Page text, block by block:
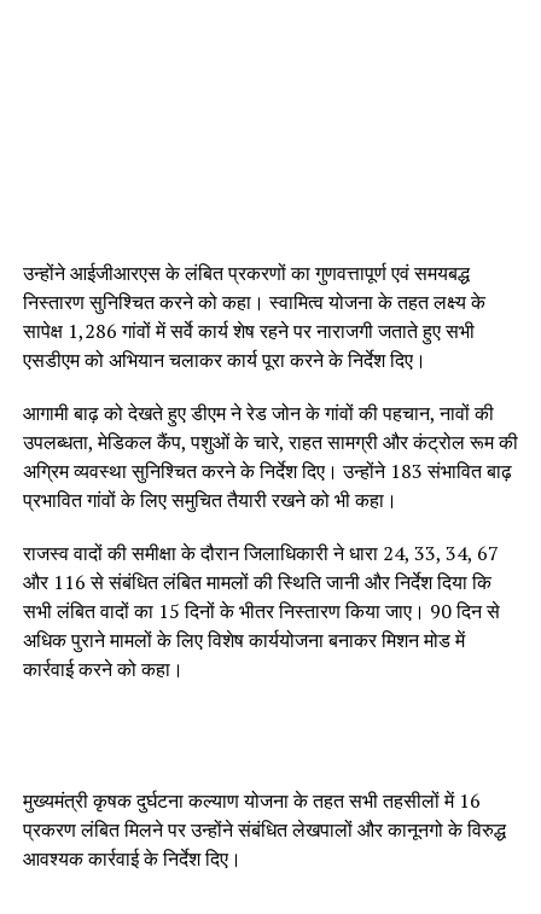
उन्होंने आईजीआरएस के लंबित प्रकरणों का गुणवत्तापूर्ण एवं समयबद्ध
निस्तारण सुनिश्चित करने को कहा। स्वामित्व योजना के तहत लक्ष्य के
सापेक्ष 1,286 गांवों में सर्वे कार्य शेष रहने पर नाराजगी जताते हुए सभी
एसडीएम को अभियान चलाकर कार्य पूरा करने के निर्देश दिए।
आगामी बाढ़ को देखते हुए डीएम ने रेड जोन के गांवों की पहचान, नावों की
उपलब्धता, मेडिकल कैंप, पशुओं के चारे, राहत सामग्री और कंट्रोल रूम की
अग्रिम व्यवस्था सुनिश्चित करने के निर्देश दिए। उन्होंने 183 संभावित बाढ़
प्रभावित गांवों के लिए समुचित तैयारी रखने को भी कहा।
राजस्व वादों की समीक्षा के दौरान जिलाधिकारी ने धारा 24, 33, 34, 67
और 116 से संबंधित लंबित मामलों की स्थिति जानी और निर्देश दिया कि
सभी लंबित वादों का 15 दिनों के भीतर निस्तारण किया जाए। 90 दिन से
अधिक पुराने मामलों के लिए विशेष कार्ययोजना बनाकर मिशन मोड में
कार्रवाई करने को कहा।
मुख्यमंत्री कृषक दुर्घटना कल्याण योजना के तहत सभी तहसीलों में 16
प्रकरण लंबित मिलने पर उन्होंने संबंधित लेखपालों और कानूनगो के विरुद्ध
आवश्यक कार्रवाई के निर्देश दिए।